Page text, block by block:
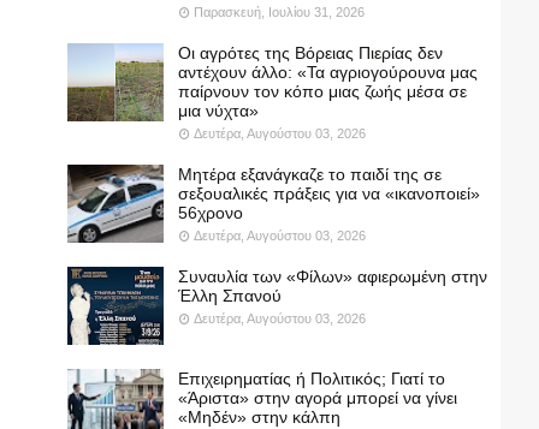
Παρασκευή, Ιουλίου 31, 2026
Οι αγρότες της Βόρειας Πιερίας δεν
αντέχουν άλλο: «Τα αγριογούρουνα μας
παίρνουν τον κόπο μιας ζωής μέσα σε
μια νύχτα»
Δευτέρα, Αυγούστου 03, 2026
Μητέρα εξανάγκαζε το παιδί της σε
σεξουαλικές πράξεις για να «ικανοποιεί»
56χρονο
Δευτέρα, Αυγούστου 03, 2026
Συναυλία των «Φίλων» αφιερωμένη στην
Έλλη Σπανού
Δευτέρα, Αυγούστου 03, 2026
Επιχειρηματίας ή Πολιτικός; Γιατί το
«Άριστα» στην αγορά μπορεί να γίνει
«Μηδέν» στην κάλπη